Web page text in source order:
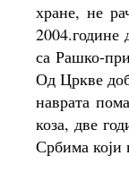
хране, не
2004.године
са Рашко-
Од Цркве
наврата
коза, две
Србима који